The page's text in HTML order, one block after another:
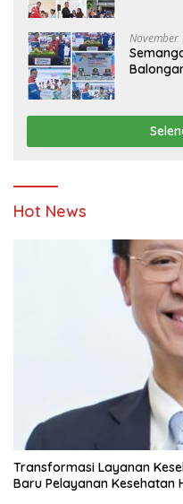
November
Hot News
Transformasi Layanan
Baru Pelayanan Kesehatan